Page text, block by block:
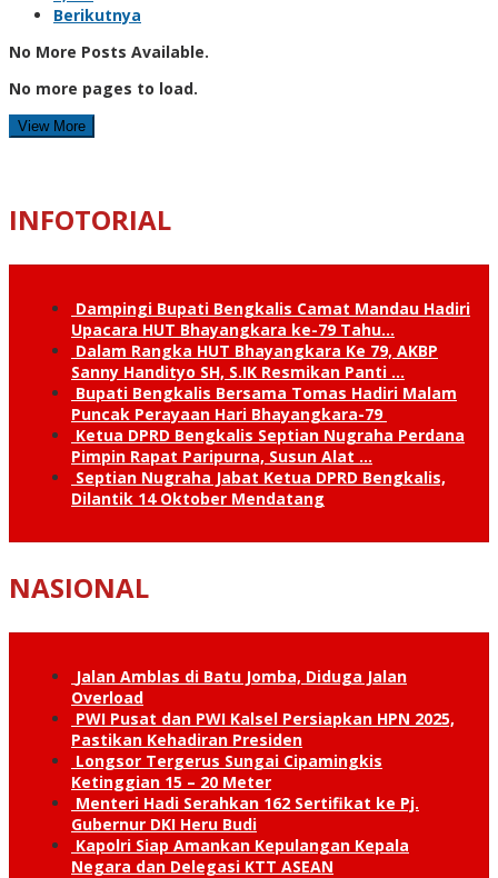
Berikutnya
No More Posts Available.
No more pages to load.
View More
INFOTORIAL
Dampingi Bupati Bengkalis Camat Mandau Hadiri
Upacara HUT Bhayangkara ke-79 Tahu…
Dalam Rangka HUT Bhayangkara Ke 79, AKBP
Sanny Handityo SH, S.IK Resmikan Panti …
Bupati Bengkalis Bersama Tomas Hadiri Malam
Puncak Perayaan Hari Bhayangkara-79
Ketua DPRD Bengkalis Septian Nugraha Perdana
Pimpin Rapat Paripurna, Susun Alat …
Septian Nugraha Jabat Ketua DPRD Bengkalis,
Dilantik 14 Oktober Mendatang
NASIONAL
Jalan Amblas di Batu Jomba, Diduga Jalan
Overload
PWI Pusat dan PWI Kalsel Persiapkan HPN 2025,
Pastikan Kehadiran Presiden
Longsor Tergerus Sungai Cipamingkis
Ketinggian 15 – 20 Meter
Menteri Hadi Serahkan 162 Sertifikat ke Pj.
Gubernur DKI Heru Budi
Kapolri Siap Amankan Kepulangan Kepala
Negara dan Delegasi KTT ASEAN